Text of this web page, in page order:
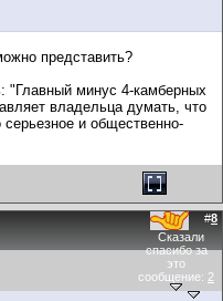
представить?
"Главный минус 4-камберных
владельца думать, что
и общественно-
#8
Сказали
спасибо за
это
сообщение: 2